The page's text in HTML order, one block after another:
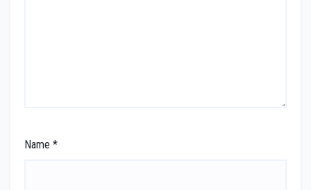
Name *